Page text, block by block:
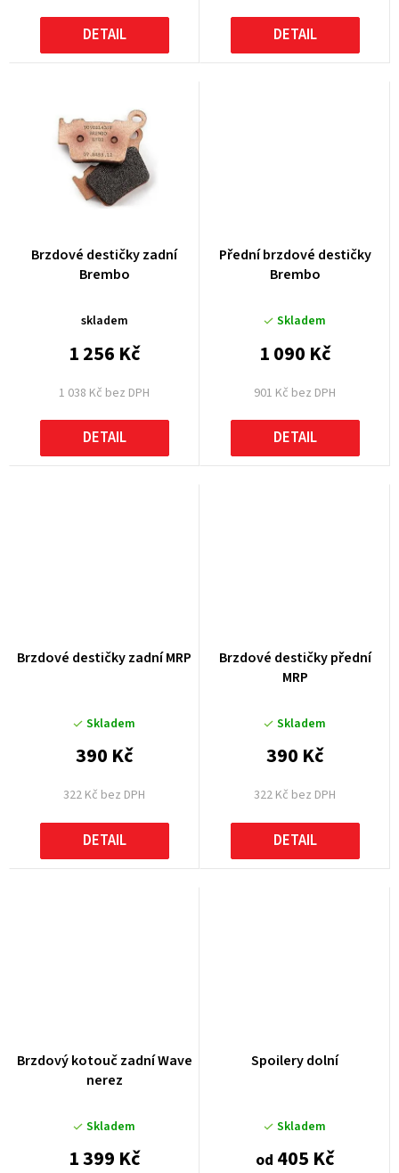
DETAIL DETAIL
Brzdové destičky zadní
Brembo
skladem
1 038 Kč bez DPH
1 256 Kč
DETAIL
Přední brzdové destičky
Brembo
Skladem
901 Kč bez DPH
1 090 Kč
DETAIL
Brzdové destičky zadní MRP
Skladem
322 Kč bez DPH
390 Kč
DETAIL
Brzdové destičky přední
MRP
Skladem
322 Kč bez DPH
390 Kč
DETAIL
Brzdový kotouč zadní Wave
nerez
Skladem
1 399 Kč
Spoilery dolní
Skladem
od 405 Kč